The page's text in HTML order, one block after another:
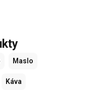
Maslo
Káva